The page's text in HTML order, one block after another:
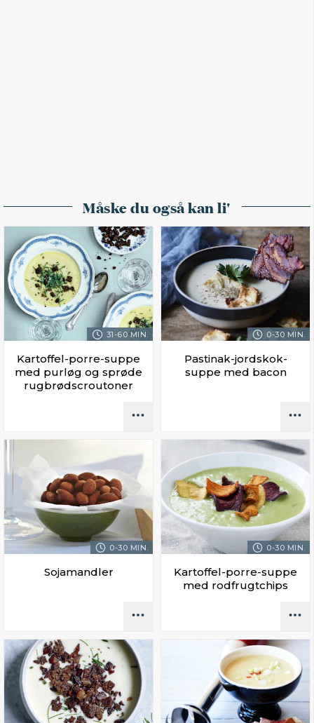
Måske du også kan li'
31-60 MIN.
Kartoffel-porre-suppe
med purløg og sprøde
rugbrødscroutoner
0-30 MIN.
Pastinak-jordskok-
suppe med bacon
0-30 MIN.
Sojamandler
0-30 MIN.
Kartoffel-porre-suppe
med rodfrugtchips